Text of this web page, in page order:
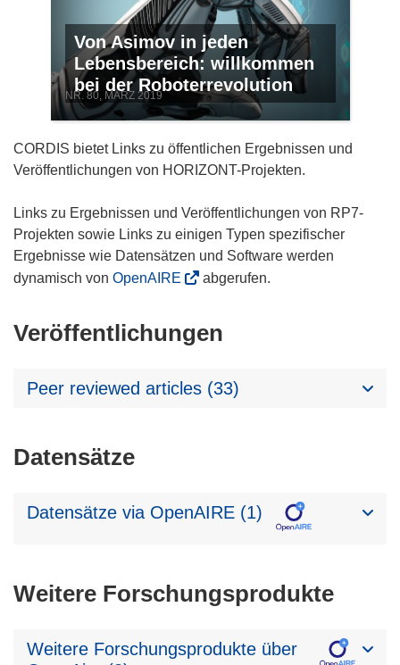
Von Asimov in jeden
Lebensbereich: willkommen
bei der Roboterrevolution
NR. 80, MÄRZ 2019
CORDIS bietet Links zu öffentlichen Ergebnissen und
Veröffentlichungen von HORIZONT-Projekten.
Links zu Ergebnissen und Veröffentlichungen von RP7-
Projekten sowie Links zu einigen Typen spezifischer
Ergebnisse wie Datensätzen und Software werden
dynamisch von OpenAIRE abgerufen.
Veröffentlichungen
Peer reviewed articles (33)
Datensätze
Datensätze via OpenAIRE (1)
Weitere Forschungsprodukte
Weitere Forschungsprodukte über